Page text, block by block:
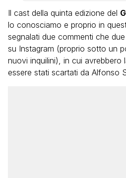
Il cast della quinta edizione del
lo conosciamo e proprio in
segnalati due commenti che
su Instagram (proprio sotto un
nuovi inquilini), in cui avrebbero
essere stati scartati da Alfonso